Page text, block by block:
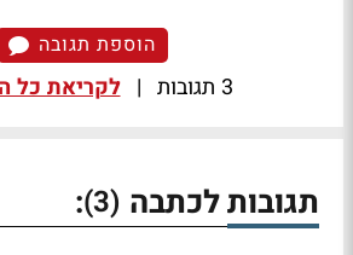
הוספת תגובה
3 תגובות | לקריאת כל
תגובות לכתבה (3)
: